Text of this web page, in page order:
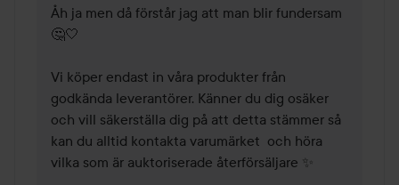
Åh ja men då förstår jag att man blir fundersam
🤔🤍
Vi köper endast in våra produkter från
godkända leverantörer. Känner du dig osäker
och vill säkerställa dig på att detta stämmer så
kan du alltid kontakta varumärket  och höra
vilka som är auktoriserade återförsäljare ✨